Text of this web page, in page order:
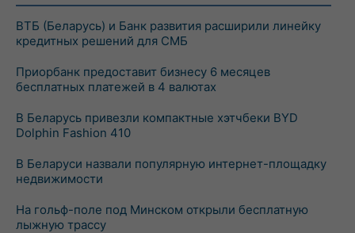
ВТБ (Беларусь) и Банк развития расширили линейку
кредитных решений для СМБ
Приорбанк предоставит бизнесу 6 месяцев
бесплатных платежей в 4 валютах
В Беларусь привезли компактные хэтчбеки BYD
Dolphin Fashion 410
В Беларуси назвали популярную интернет-площадку
недвижимости
На гольф-поле под Минском открыли бесплатную
лыжную трассу